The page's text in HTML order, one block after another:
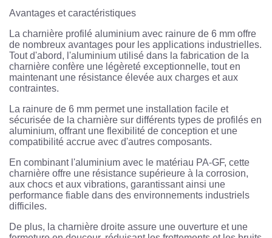
Avantages et caractéristiques
La charnière profilé aluminium avec rainure de 6 mm offre
de nombreux avantages pour les applications industrielles.
Tout d'abord, l'aluminium utilisé dans la fabrication de la
charnière confère une légèreté exceptionnelle, tout en
maintenant une résistance élevée aux charges et aux
contraintes.
La rainure de 6 mm permet une installation facile et
sécurisée de la charnière sur différents types de profilés en
aluminium, offrant une flexibilité de conception et une
compatibilité accrue avec d'autres composants.
En combinant l'aluminium avec le matériau PA-GF, cette
charnière offre une résistance supérieure à la corrosion,
aux chocs et aux vibrations, garantissant ainsi une
performance fiable dans des environnements industriels
difficiles.
De plus, la charnière droite assure une ouverture et une